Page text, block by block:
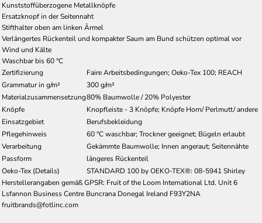
Kunststoffüberzogene Metallknöpfe
Ersatzknopf in der Seitennaht
Stifthalter oben am linken Ärmel
Verlängertes Rückenteil und kompakter Saum am Bund schützen optimal vor
Wind und Kälte
Waschbar bis 60 °C
Zertifizierung
Faire Arbeitsbedingungen; Oeko-Tex 100; REACH
Grammatur in g/m²
300 g/m²
Materialzusammensetzung80% Baumwolle / 20% Polyester
Knöpfe
Knopfleiste - 3 Knöpfe; Knöpfe Horn/ Perlmutt/ andere
Einsatzgebiet
Berufsbekleidung
Pflegehinweis
60 °C waschbar; Trockner geeignet; Bügeln erlaubt
Verarbeitung
Gekämmte Baumwolle; Innen angeraut; Seitennähte
Passform
längeres Rückenteil
Oeko-Tex (Details)
STANDARD 100 by OEKO-TEX®: 08-5941 Shirley
Herstellerangaben gemäß GPSR: Fruit of the Loom International Ltd. Unit 6
Lsfannon Business Centre Buncrana Donegal Ireland F93Y2NA
fruitbrands@fotlinc.com